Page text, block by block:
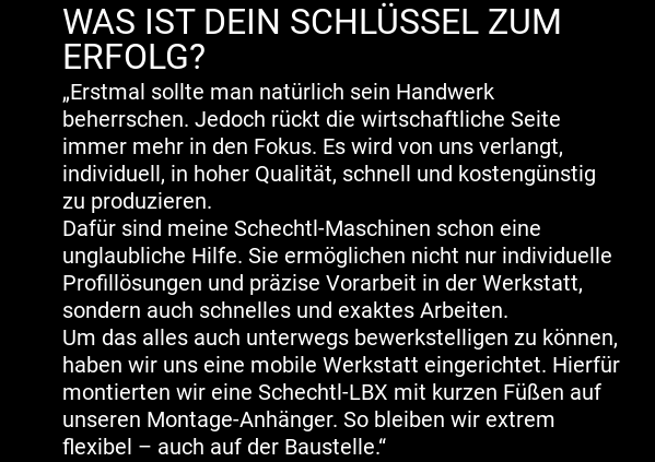
WAS IST DEIN SCHLÜSSEL ZUM
ERFOLG?
„Erstmal sollte man natürlich sein Handwerk
beherrschen. Jedoch rückt die wirtschaftliche Seite
immer mehr in den Fokus. Es wird von uns verlangt,
individuell, in hoher Qualität, schnell und kostengünstig
zu produzieren.
Dafür sind meine Schechtl-Maschinen schon eine
unglaubliche Hilfe. Sie ermöglichen nicht nur individuelle
Profillösungen und präzise Vorarbeit in der Werkstatt,
sondern auch schnelles und exaktes Arbeiten.
Um das alles auch unterwegs bewerkstelligen zu können,
haben wir uns eine mobile Werkstatt eingerichtet. Hierfür
montierten wir eine Schechtl-LBX mit kurzen Füßen auf
unseren Montage-Anhänger. So bleiben wir extrem
flexibel – auch auf der Baustelle.“